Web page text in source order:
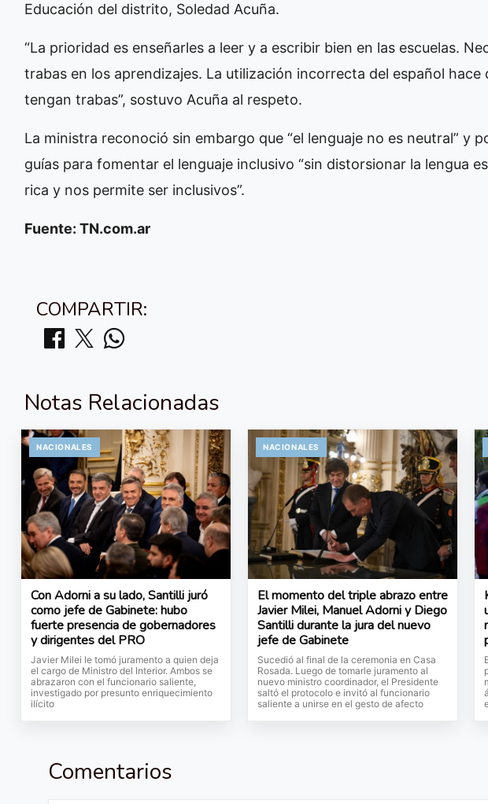
Educación del distrito, Soledad Acuña.
“La prioridad es enseñarles a leer y a escribir bien en las escuelas.
trabas en los aprendizajes. La utilización incorrecta del español hace
tengan trabas”, sostuvo Acuña al respeto.
La ministra reconoció sin embargo que “el lenguaje no es neutral” y
guías para fomentar el lenguaje inclusivo “sin distorsionar la lengua
rica y nos permite ser inclusivos”.
Fuente: TN.com.ar
COMPARTIR:
Notas Relacionadas
NACIONALES
Con Adorni a su lado, Santilli juró
como jefe de Gabinete: hubo
fuerte presencia de gobernadores
y dirigentes del PRO
Javier Milei le tomó juramento a quien deja
el cargo de Ministro del Interior. Ambos se
abrazaron con el funcionario saliente,
investigado por presunto enriquecimiento
ilícito
NACIONALES
El momento del triple abrazo entre
Javier Milei, Manuel Adorni y Diego
Santilli durante la jura del nuevo
jefe de Gabinete
Sucedió al final de la ceremonia en Casa
Rosada. Luego de tomarle juramento al
nuevo ministro coordinador, el Presidente
saltó el protocolo e invitó al funcionario
saliente a unirse en el gesto de afecto
Comentarios